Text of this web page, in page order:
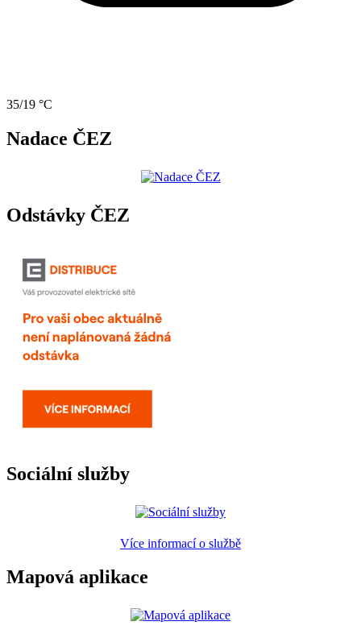
35/19 °C
Nadace ČEZ
Odstávky ČEZ
Sociální služby
Více informací o službě
Mapová aplikace